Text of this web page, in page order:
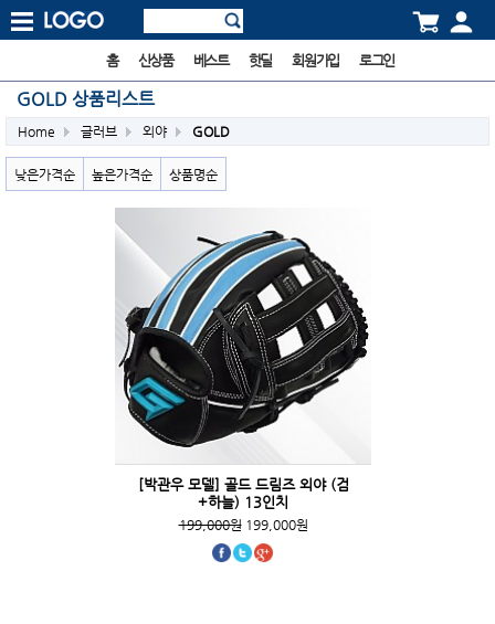
홈 신상품 베스트 핫딜 회원가입 로그인
GOLD 상품리스트
Home 글러브 외야 GOLD
낮은가격순 높은가격순 상품명순
[박관우 모델] 골드 드림즈 외야 (검
+하늘) 13인치
199,000원199,000원